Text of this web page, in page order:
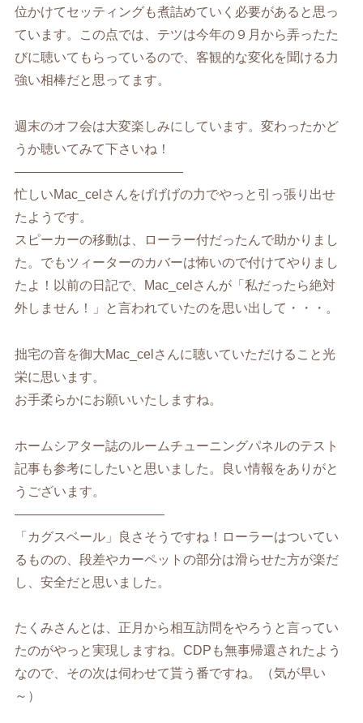
位かけてセッティングも煮詰めていく必要があると思っ
ています。この点では、テツは今年の９月から弄ったた
びに聴いてもらっているので、客観的な変化を聞ける力
強い相棒だと思ってます。
週末のオフ会は大変楽しみにしています。変わったかど
うか聴いてみて下さいね！
—————————————
忙しいMac_celさんをげげげの力でやっと引っ張り出せ
たようです。
スピーカーの移動は、ローラー付だったんで助かりまし
た。でもツィーターのカバーは怖いので付けてやりまし
たよ！以前の日記で、Mac_celさんが「私だったら絶対
外しません！」と言われていたのを思い出して・・・。
拙宅の音を御大Mac_celさんに聴いていただけること光
栄に思います。
お手柔らかにお願いいたしますね。
ホームシアター誌のルームチューニングパネルのテスト
記事も参考にしたいと思いました。良い情報をありがと
うございます。
———————————–
「カグスベール」良さそうですね！ローラーはついてい
るものの、段差やカーペットの部分は滑らせた方が楽だ
し、安全だと思いました。
たくみさんとは、正月から相互訪問をやろうと言ってい
たのがやっと実現しますね。CDPも無事帰還されたよう
なので、その次は伺わせて貰う番ですね。（気が早い
～）